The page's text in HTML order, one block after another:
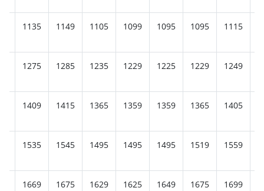
1135 1149 1105 1099 1095 1095 1115
1275 1285 1235 1229 1225 1229 1249
1409 1415 1365 1359 1359 1365 1405
1535 1545 1495 1495 1495 1519 1559
1669 1675 1629 1625 1649 1675 1699